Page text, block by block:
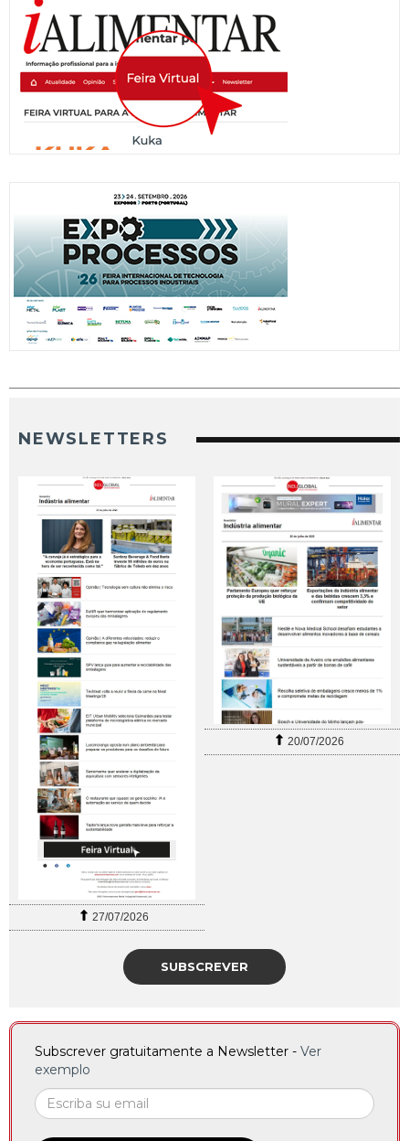
NEWSLETTERS
27/07/2026
20/07/2026
SUBSCREVER
Subscrever gratuitamente a Newsletter - Ver
exemplo